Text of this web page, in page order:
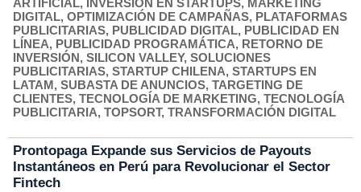
ARTIFICIAL, INVERSIÓN EN STARTUPS, MARKETING
DIGITAL, OPTIMIZACIÓN DE CAMPAÑAS, PLATAFORMAS
PUBLICITARIAS, PUBLICIDAD DIGITAL, PUBLICIDAD EN
LÍNEA, PUBLICIDAD PROGRAMÁTICA, RETORNO DE
INVERSIÓN, SILICON VALLEY, SOLUCIONES
PUBLICITARIAS, STARTUP CHILENA, STARTUPS EN
LATAM, SUBASTA DE ANUNCIOS, TARGETING DE
CLIENTES, TECNOLOGÍA DE MARKETING, TECNOLOGÍA
PUBLICITARIA, TOPSORT, TRANSFORMACIÓN DIGITAL
Prontopaga Expande sus Servicios de Payouts
Instantáneos en Perú para Revolucionar el Sector
Fintech